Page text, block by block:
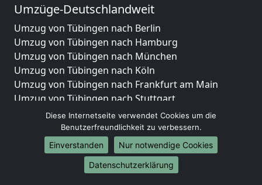
Umzüge-Deutschlandweit
Umzug von Tübingen nach Berlin
Umzug von Tübingen nach Hamburg
Umzug von Tübingen nach München
Umzug von Tübingen nach Köln
Umzug von Tübingen nach Frankfurt am Main
Umzug von Tübingen nach Stuttgart
Umzug von Tübingen nach Düsseldorf
Umzug von Tübingen nach Leipzig
Umzug von Tübingen nach Dortmund
Umzug von Tübingen nach Essen
Umzug von Tübingen nach Bremen
Diese Internetseite verwendet Cookies um die
Benutzerfreundlichkeit zu verbessern.
Einverstanden
Nur notwendige Cookies
Datenschutzerklärung